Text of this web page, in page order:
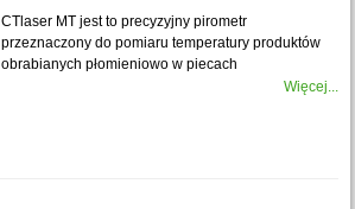
CTlaser MT jest to precyzyjny pirometr
przeznaczony do pomiaru temperatury produktów
obrabianych płomieniowo w piecach
Więcej...